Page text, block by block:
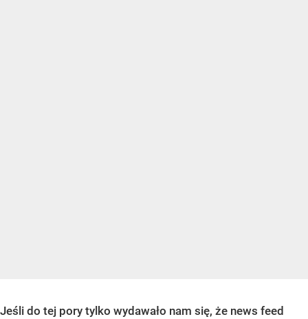
Jeśli do tej pory tylko wydawało nam się, że news feed